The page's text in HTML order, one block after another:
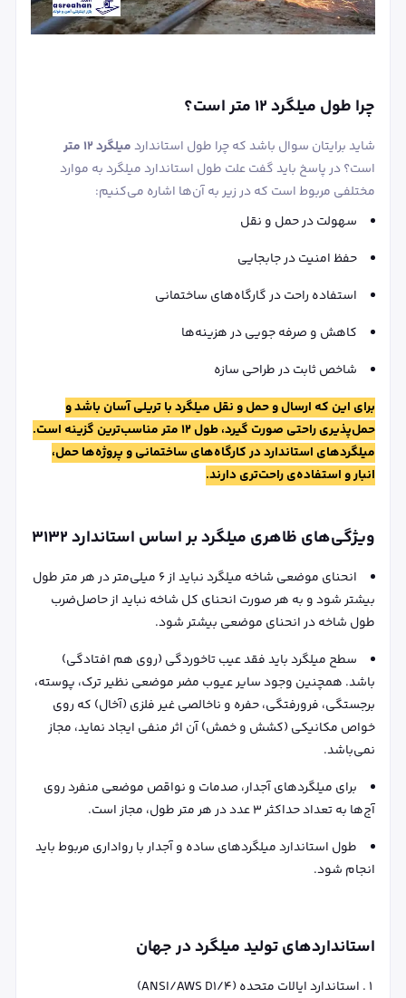
چرا طول میلگرد ۱۲ متر است؟
شاید برایتان سوال باشد که چرا طول استانداردمیلگرد ۱۲ متر
است؟ در پاسخ باید گفت علت طول استاندارد میلگرد به موارد
مختلفی مربوط است که در زیر به آن‌ها اشاره می‌کنیم:
سهولت در حمل‌ و نقل
حفظ امنیت در جابجایی
استفاده راحت در گارگاه‌های ساختمانی
کاهش و صرفه‌ جویی در هزینه‌ها
شاخص ثابت در طراحی سازه
برای این که ارسال و حمل‌ و نقل میلگرد با تریلی آسان باشد و
حمل‌پذیری راحتی صورت گیرد، طول ۱۲ متر مناسب‌ترین گزینه است.
میلگردهای استاندارد در کارگاه‌های ساختمانی و پروژه‌ها حمل،
انبار و استفاده‌ی راحت‌تری دارند.
ویژگی‌های ظاهری میلگرد بر اساس استاندارد ۳۱۳۲
انحنای موضعی شاخه میلگرد نباید از ۶ میلی‌متر در هر متر طول
بیشتر شود و به هر صورت انحنای کل شاخه نباید از حاصل‌ضرب
طول شاخه در انحنای موضعی بیشتر شود.
سطح میلگرد باید فقد عیب تاخوردگی (روی هم افتادگی)
باشد. همچنین وجود سایر عیوب مضر موضعی نظیر ترک، پوسته،
برجستگی، فرورفتگی، حفره و ناخالصی غیر فلزی (آخال) که روی
خواص مکانیکی (کشش و خمش) آن اثر منفی ایجاد نماید، مجاز
نمی‌باشد.
برای میلگردهای آجدار، صدمات و نواقص موضعی منفرد روی
آج‌ها به تعداد حداکثر ۳ عدد در هر متر طول، مجاز است.
طول استاندارد میلگردهای ساده و آجدار با رواداری مربوط باید
انجام شود.
استانداردهای تولید میلگرد در جهان
استاندارد ایالات متحده (ANSI/AWS D1/4)